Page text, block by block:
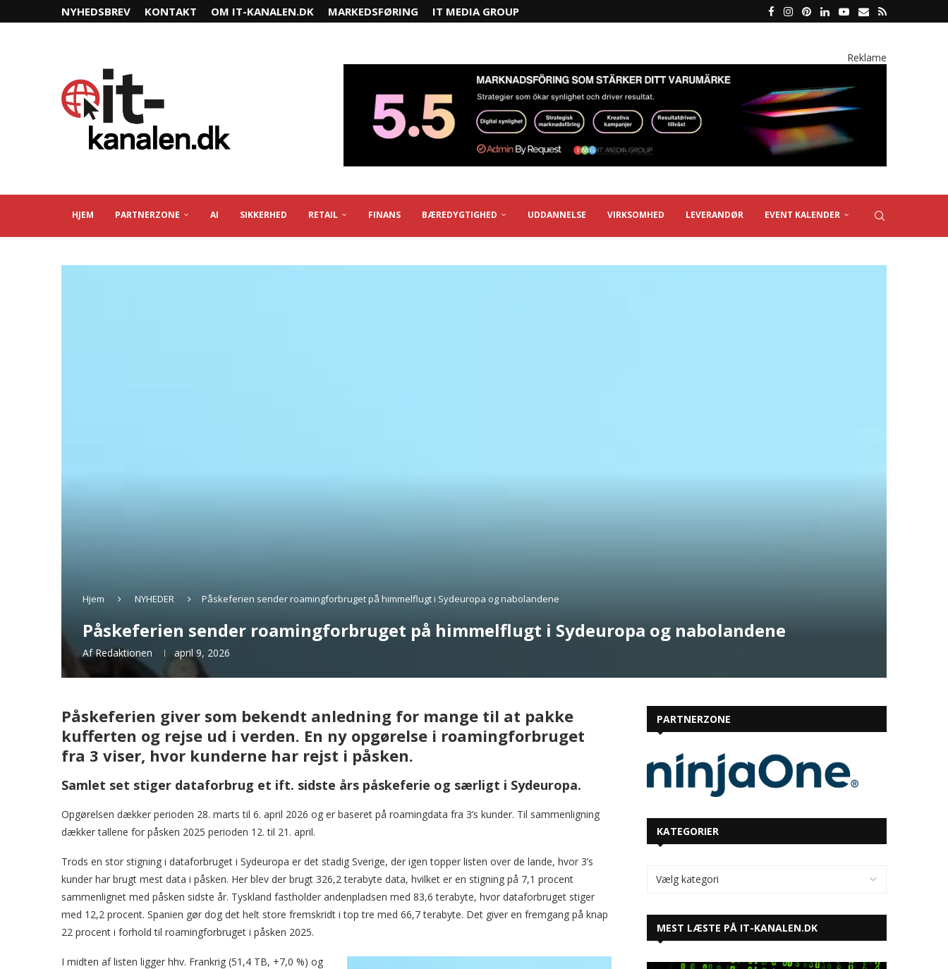
NYHEDSBREV KONTAKT OM IT-KANALEN.DK MARKEDSFØRING IT MEDIA GROUP
Reklame
HJEM PARTNERZONE AI SIKKERHED RETAIL FINANS BÆREDYGTIGHED UDDANNELSE VIRKSOMHED LEVERANDØR EVENT KALENDER
Hjem NYHEDER Påskeferien sender roamingforbruget på himmelflugt i Sydeuropa og nabolandene
Påskeferien sender roamingforbruget på himmelflugt i Sydeuropa og nabolandene
AfRedaktionen april 9, 2026
Påskeferien giver som bekendt anledning for mange til at pakke
kufferten og rejse ud i verden. En ny opgørelse i roamingforbruget
fra 3 viser, hvor kunderne har rejst i påsken.
Samlet set stiger dataforbrug et ift. sidste års påskeferie og særligt i Sydeuropa.
Opgørelsen dækker perioden 28. marts til 6. april 2026 og er baseret på roamingdata fra 3’s kunder. Til sammenligning
dækker tallene for påsken 2025 perioden 12. til 21. april.
Trods en stor stigning i dataforbruget i Sydeuropa er det stadig Sverige, der igen topper listen over de lande, hvor 3’s
kunder har brugt mest data i påsken. Her blev der brugt 326,2 terabyte data, hvilket er en stigning på 7,1 procent
sammenlignet med påsken sidste år. Tyskland fastholder andenpladsen med 83,6 terabyte, hvor dataforbruget stiger
med 12,2 procent. Spanien gør dog det helt store fremskridt i top tre med 66,7 terabyte. Det giver en fremgang på knap
22 procent i forhold til roamingforbruget i påsken 2025.
I midten af listen ligger hhv. Frankrig (51,4 TB, +7,0 %) og
PARTNERZONE
KATEGORIER